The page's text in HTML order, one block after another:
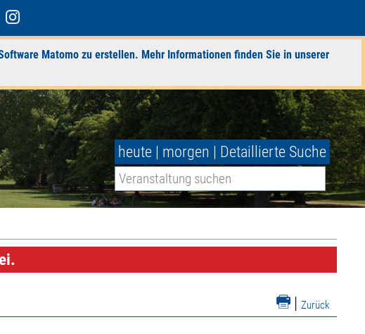
Matomo zu erstellen. Mehr Informationen finden Sie in unserer
heute | morgen | Detaillierte Suche
| Zurück